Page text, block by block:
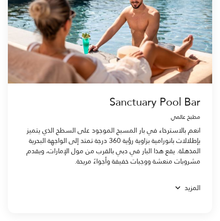
Sanctuary Pool Bar
مطبخ عالمي
انعم بالاسترخاء في بار المسبح الموجود على السطح الذي يتميز
بإطلالات بانورامية بزاوية رؤية 360 درجة تمتد إلى الواجهة البحرية
المذهلة. يقع هذا البار في دبي بالقرب من مول الإمارات، ويقدم
مشروبات منعشة ووجبات خفيفة وأجواءً مريحة.
المزيد